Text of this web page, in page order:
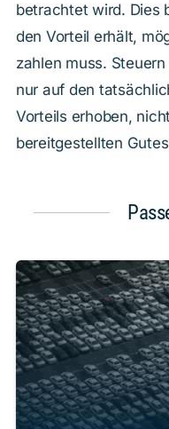
betrachtet wird. Dies
den Vorteil erhält,
zahlen muss.
nur auf den
Vorteils erhoben,
bereitgestellten